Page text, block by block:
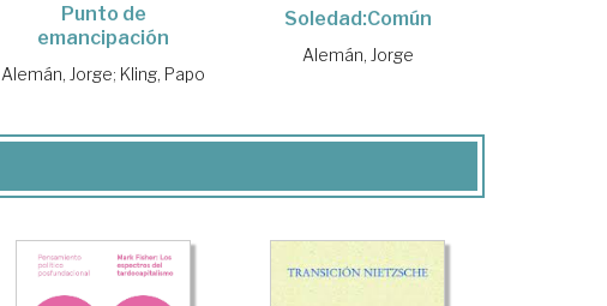
Punto de
emancipación
Alemán, Jorge; Kling, Papo
Soledad:Común
Alemán, Jorge